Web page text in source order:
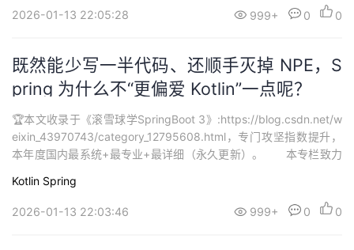
习。...
2026-01-13 22:05:28 999+ 0 0
既然能少写一半代码、还顺手灭掉 NPE，S
pring 为什么不“更偏爱 Kotlin”一点呢？
🏆本文收录于《滚雪球学SpringBoot 3》:https://blog.csdn.net/w
eixin_43970743/category_12795608.html，专门攻坚指数提升，
本年度国内最系统+最专业+最详细（永久更新）。 本专栏致力
网独家首发，打造精品专栏，专栏持续更新中…欢迎大家订阅持续学
习。...
Kotlin Spring
2026-01-13 22:03:46 999+ 0 0